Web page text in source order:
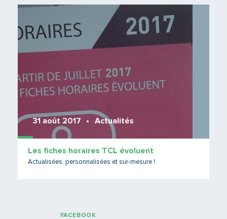
31 août 2017 Actualités
Les fiches horaires TCL évoluent
Actualisées, personnalisées et sur-mesure !
FACEBOOK